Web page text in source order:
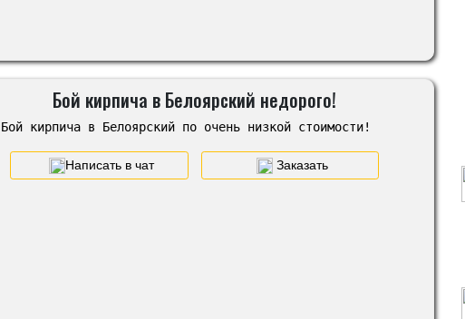
Бой кирпича в Белоярский недорого!
Бой кирпича в Белоярский по очень низкой стоимости!
Написать в чат Заказать